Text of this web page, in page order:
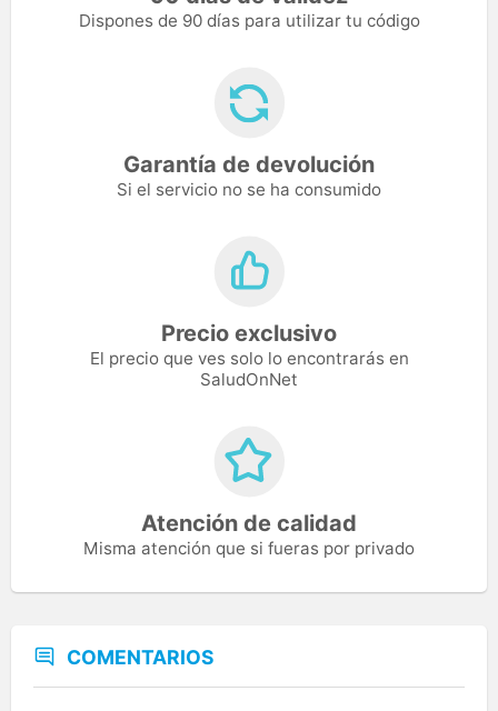
Dispones de 90 días para utilizar tu código
Garantía de devolución
Si el servicio no se ha consumido
Precio exclusivo
El precio que ves solo lo encontrarás en
SaludOnNet
Atención de calidad
Misma atención que si fueras por privado
COMENTARIOS